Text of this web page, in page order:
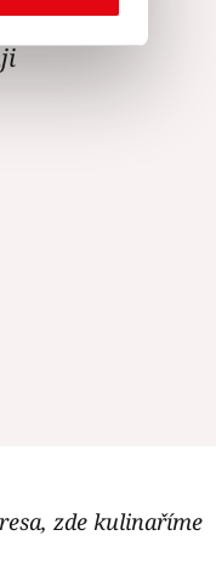
zde kulinaříme